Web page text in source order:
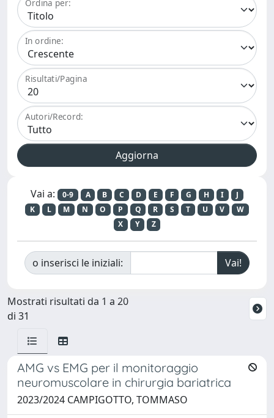
Ordina per:
In ordine:
Risultati/Pagina
Autori/Record:
Vai a: 0-9 A B C D E F G H I
J
K
L M N O P Q R S T U V
W
X
Y Z
o inserisci le iniziali:
Mostrati risultati da 1 a 20
di 31
AMG vs EMG per il monitoraggio
neuromuscolare in chirurgia bariatrica
2023/2024 CAMPIGOTTO, TOMMASO